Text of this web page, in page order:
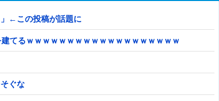
←この投稿が話題に
てるｗｗｗｗｗｗｗｗｗｗｗｗｗｗｗｗｗｗｗ
ぐな